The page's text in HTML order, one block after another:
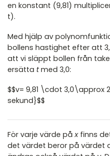
en konstant (9,81)
t).
Med hjälp av
bollens hastighet efter att
att vi släppt bollen från
ersätta tmed 3,0:
$$v= 9,81 \cdot 3,0\approx
sekund}$$
För varje värde påx finns
det värdet beror på värdet